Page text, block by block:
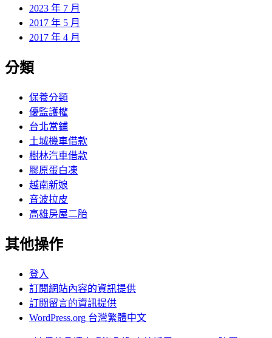
2023 年 7 月
2017 年 5 月
2017 年 4 月
分類
保養分類
優監護權
台北當鋪
土城機車借款
樹林汽車借款
膠原蛋白凍
越南新娘
音波拉皮
高雄房屋二胎
其他操作
登入
訂閱網站內容的資訊提供
訂閱留言的資訊提供
WordPress.org 台灣繁體中文